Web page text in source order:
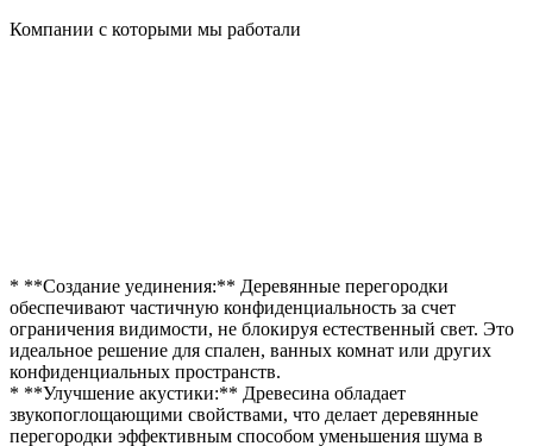
Компании с которыми мы работали
* **Создание уединения:** Деревянные перегородки
обеспечивают частичную конфиденциальность за счет
ограничения видимости, не блокируя естественный свет. Это
идеальное решение для спален, ванных комнат или других
конфиденциальных пространств.
* **Улучшение акустики:** Древесина обладает
звукопоглощающими свойствами, что делает деревянные
перегородки эффективным способом уменьшения шума в